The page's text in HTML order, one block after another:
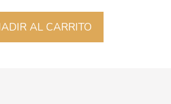
AL CARRITO